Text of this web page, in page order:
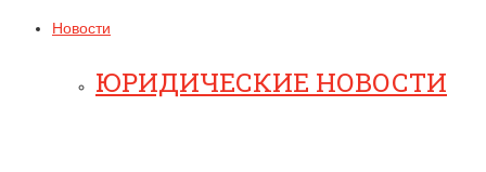
Новости
ЮРИДИЧЕСКИЕ НОВОСТИ